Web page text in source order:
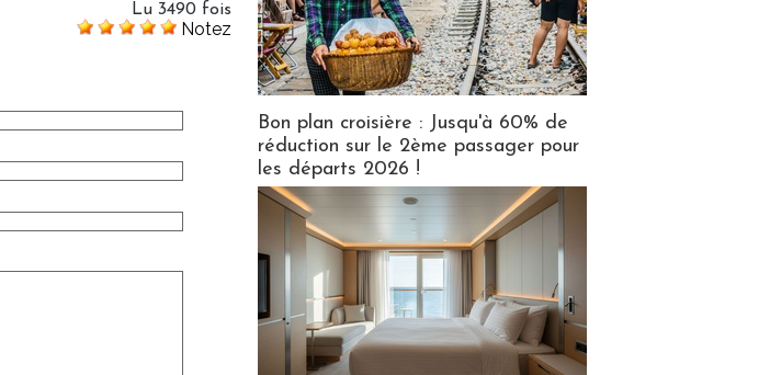
Lu 3490 fois
Notez
Bon plan croisière : Jusqu'à 60% de
réduction sur le 2ème passager pour
les départs 2026 !